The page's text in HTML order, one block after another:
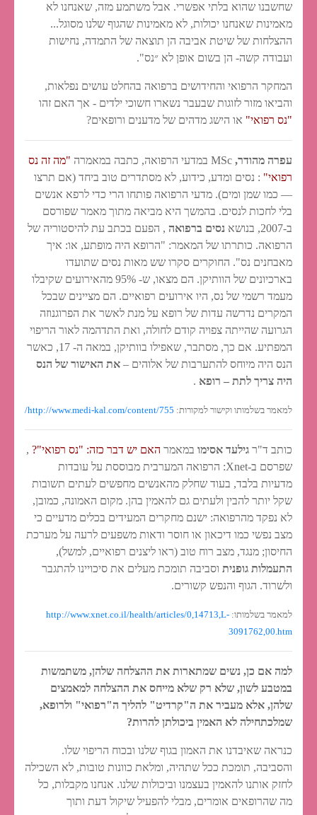
שחשבנו שהוא בלתי אפשרי. אבל משתמע מזה, שאנחנו לא
מאמינות שאנחנו יכולות, לא מאמינות שהגוף שלנו מסוגל...
ההצלחות של שיטת אביבה הן תוצאה של התמדה, נחישות
ועבודה קשה- הן בשום אופן לא ״נס".
המחקר הרפואי והחידושים ברפואה בהחלט עושים נפלאות,
והביאו מזור לזוגות שבעבר נשארו חשוכי ילדים - אך האם זהו
"נס רפואי" או הישג מדהים של מדענים ורופאים?
עפרה מהודר, MSc במדעי הרפואה, כתבה במאמרה
"מה זה נס
רפואי" : נסים ומדע, כידוע, לא מסתדרים טוב ביחד (אם תרצו
— כמו שמן ומים). מדעי הרפואה פותחו הרי כדי לרפא אנשים
בלי לחכות לנסים. בהמשך היא מביאה מתוך מאמר שפורסם
ב-2007, בנושא
נסים ברפואה , הפעם בכתב עת להיסטוריה של
הרפואה. כותרתו של המאמר: "הרופא היה מופתע, או: איך
מאבחנים נס". החוקרים סקרו שש מאות נסים שתועדו
בארכיונים של הוותיקן. הם מצאו, ש- 95% מהאירועים שקיבלו
מעמד רשמי של נס, היו אירועים רפואיים. הם מציינים שבכל
המקרים נדרשה עדות של רופא על מנת לאשר את הפרוגנוזה
הגרועה שהייתה צפויה קודם לחולה, ואת התדהמה לאור הריפוי
המפתיע. אם כך, מסתבר, שאפילו בוותיקן, במאה ה- 17, כאשר
הנס היה מיוחס להתערבות של אלוהים – את האישור של הנס
היה צריך לתת – רופא .
למאמר בשלמותו וקישור למקורות: http://www.medi-kal.com/content/755/
כותב ד"ר גילעד אסימו במאמר האם יש דבר כזה: "נס רפואי"? ,
שפרסם ב-Xnet: הרפואה המערבית מבוססת על עובדות
מדעיות בלבד, בעוד שחלק מהאנשים מחפשים לעתים תשובות
שקל יותר להבין ולעתים גם להאמין בהן. מקום האמונה, כמובן,
לא נפקד מהרפואה: ישנם מחקרים המעידים בכלים מדעיים כי
מצב נפשי כמו דיכאון או חוסר ודאות משפעים לרעה על מערכת
החיסון; מנגד, מצב רוח טוב (ראו ליצנים רפואיים, למשל),
התעמלות גופנית וסביבה תומכת מעלים את סיכויינו להתגבר
ולשרוד. הגוף והנפש קשורים.
למאמר בשלמותו: http://www.xnet.co.il/health/articles/0,14713,L-
3091762,00.htm
למה אם כן, נשים שמתארות את ההצלחה שלהן, משתמשות
במטבע לשון, שלא רק שלא מייחס את ההצלחה למאמצים
שלהן, אלא מעביר את ה"קרדיט" להליך ה"רפואי" ולרופא,
שמלכתחילה לא האמין ביכולתן להרות?
כנראה שאיבדנו את האמון בגוף שלנו ובכוח הריפוי שלו.
והסביבה, תומכת ככל שתהיה, ומלאת כוונות טובות, לא השכילה
לחזק אותנו להאמין בעצמנו וביכולות שלנו. אנחנו מקבלות, כל
מה שהרופאים אומרים, מבלי להפעיל שיקול דעת ותוך